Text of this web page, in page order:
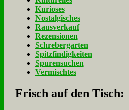
Kurioses
Nostalgisches
Rausverkauf
Rezensionen
Schrebergarten
Spitzfindigkeiten
Spurensuchen
Vermischtes
Frisch auf den Tisch: